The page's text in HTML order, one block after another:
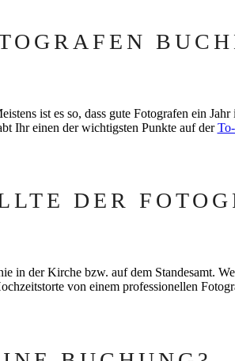
ist es so, dass gute Fotografen ein
Ihr einen der wichtigsten Punkte auf der
DER
in der Kirche bzw. auf dem Standesamt.
von einem professionellen